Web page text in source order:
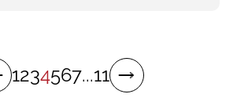
к искусству и RMA.
по образованию
учиться в RMA, потому
1234567...11